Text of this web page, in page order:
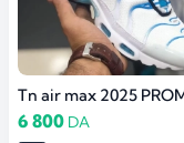
6 800 DA